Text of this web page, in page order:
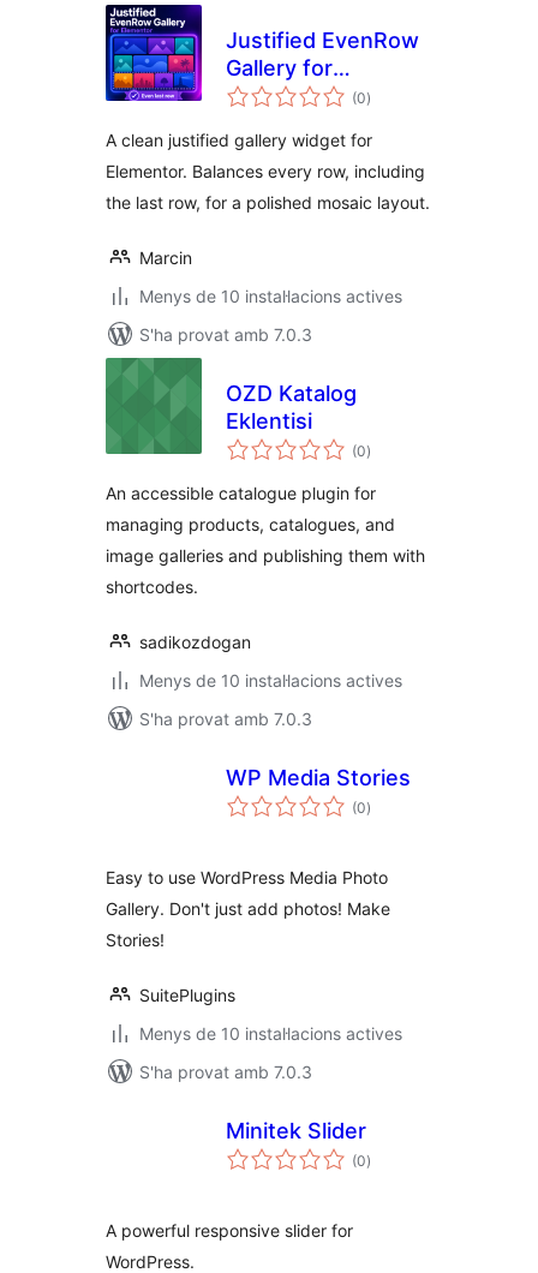
Justified EvenRow
Gallery for
Elementor
(0puntuacions
totals
)
A clean justified gallery widget for
Elementor. Balances every row, including
the last row, for a polished mosaic layout.
Marcin
Menys de 10 instal·lacions actives
S'ha provat amb 7.0.3
OZD Katalog
Eklentisi
(0puntuacions
totals
)
An accessible catalogue plugin for
managing products, catalogues, and
image galleries and publishing them with
shortcodes.
sadikozdogan
Menys de 10 instal·lacions actives
S'ha provat amb 7.0.3
WP Media Stories
(0puntuacions
totals
)
Easy to use WordPress Media Photo
Gallery. Don't just add photos! Make
Stories!
SuitePlugins
Menys de 10 instal·lacions actives
S'ha provat amb 7.0.3
Minitek Slider
(0puntuacions
totals
)
A powerful responsive slider for
WordPress.